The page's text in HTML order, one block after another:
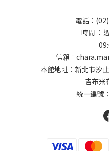
電話：
時間 ：
信箱：
本館地址：新北市汐
吉布米
統一編號